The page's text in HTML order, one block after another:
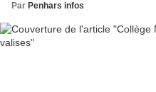
Par Penhars infos